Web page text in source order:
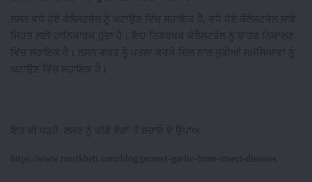
ਲਸਨ ਵਧੇ ਹੋਏ ਕੋਲੈਸਟਰੋਲ ਨੂੰ ਘਟਾਉਣ ਵਿੱਚ ਸਹਾਇਕ ਹੈ, ਵਧੇ ਹੋਏ ਕੋਲੈਸਟਰੋਲ ਸਾਡੇ
ਸਿਹਤ ਲਈ ਹਾਨਿਕਾਰਕ ਹੁੰਦਾ ਹੈ। ਇਹ ਨਿਰਰਥਕ ਕੋਲੈਸਟਰੋਲ ਨੂੰ ਬਾਹਰ ਨਿਕਾਲਣ
ਵਿੱਚ ਸਹਾਇਕ ਹੈ। ਲਸਨ ਰਕਤ ਨੂੰ ਪਤਲਾ ਕਰਕੇ ਦਿਲ ਨਾਲ ਜੁੜੀਆਂ ਸਮੱਸਿਆਵਾਂ ਨੂੰ
ਘਟਾਉਣ ਵਿੱਚ ਸਹਾਇਕ ਹੈ।
ਇਹ ਵੀ ਪੜ੍ਹੋ: ਲਸਣ ਨੂੰ ਕੀੜੇ ਰੋਗਾਂ ਤੋਂ ਬਚਾਓ ਦੇ ਉਪਾਅ
https://www.merikheti.com/blog/protect-garlic-from-insect-diseases